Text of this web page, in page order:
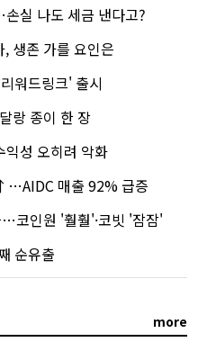
실 나도 세금 낸다고?
생존 가를 요인은
워드링크' 출시
랑 종이 한 장
성 오히려 악화
매출 92% 급증
코인원 '훨훨'·코빗 '잠잠'
순유출
more